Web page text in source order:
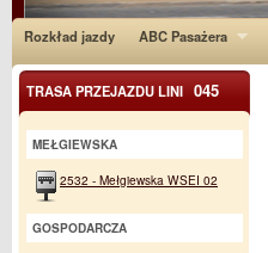
Rozkład jazdy ABC Pasażera
TRASA PRZEJAZDU LINI 045
MEŁGIEWSKA
2532 - Mełgiewska WSEI 02
GOSPODARCZA